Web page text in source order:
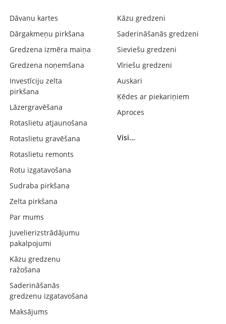
Dāvanu kartes
Dārgakmeņu pirkšana
Gredzena izmēra maiņa
Gredzena noņemšana
Investīciju zelta
pirkšana
Lāzergravēšana
Rotaslietu atjaunošana
Rotaslietu gravēšana
Rotaslietu remonts
Rotu izgatavošana
Sudraba pirkšana
Zelta pirkšana
Par mums
Juvelierizstrādājumu
pakalpojumi
Kāzu gredzenu
ražošana
Saderināšanās
gredzenu izgatavošana
Maksājums
Kāzu gredzeni
Saderināšanās gredzeni
Sieviešu gredzeni
Vīriešu gredzeni
Auskari
Ķēdes ar piekariņiem
Aproces
Visi...